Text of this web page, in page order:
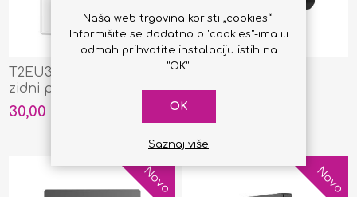
T2EU3C-RF tropolni RF
zidni prekidač
30,00 KM
Sonoff NS Panel
180,00 KM
Novo Novo
Naša web trgovina koristi „cookies“.
Informišite se dodatno o "cookies"-ima ili
odmah prihvatite instalaciju istih na
"OK".
OK
Saznaj više